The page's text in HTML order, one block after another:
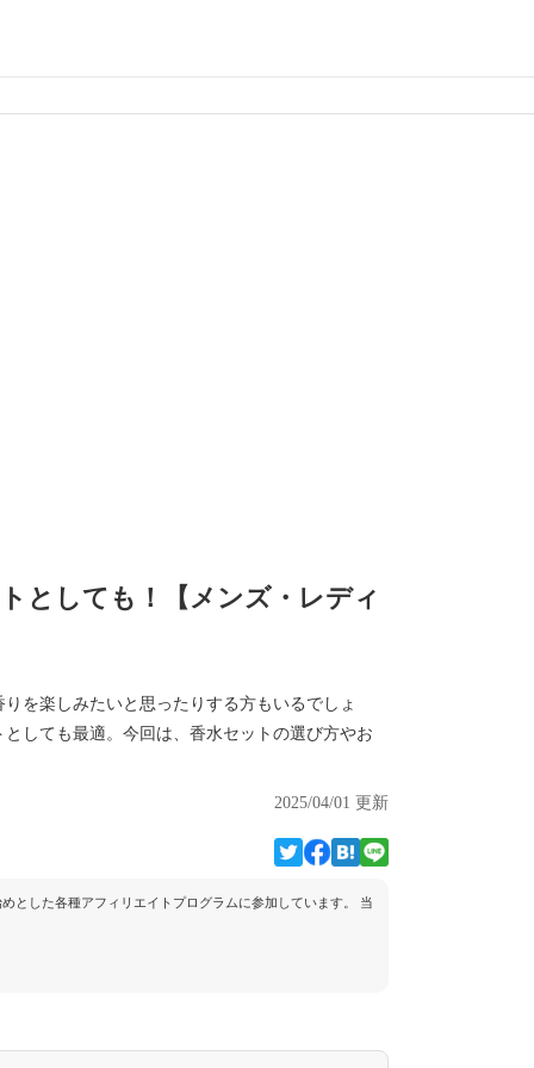
としても！【メンズ・レディ
を楽しみたいと思ったりする方もいるでしょ
しても最適。今回は、香水セットの選び方やお
2025/04/01 更新
とした各種アフィリエイトプログラムに参加しています。 当